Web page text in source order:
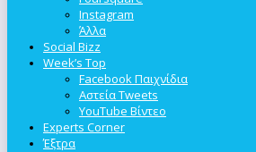
Instagram
Άλλα
Social Bizz
Week’s Top
Facebook Παιχνίδια
Αστεία Tweets
YouTube Βίντεο
Experts Corner
Έξτρα